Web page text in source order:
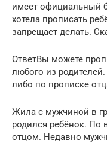
имеет официальный
хотела прописать
запрещает делать.
ОтветВы можете
любого из
либо по прописке
Жила с мужчиной в
родился ребёнок. По
отцом. Недавно